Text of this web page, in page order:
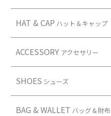
HAT & CAP ハット＆キャップ
ACCESSORY アクセサリー
SHOES シューズ
BAG & WALLET バッグ＆財布